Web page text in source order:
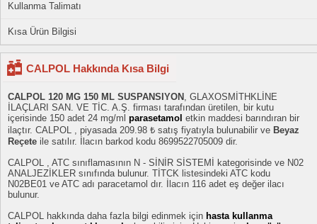
Kullanma Talimatı
Kısa Ürün Bilgisi
CALPOL Hakkında Kısa Bilgi
CALPOL 120 MG 150 ML SUSPANSIYON , GLAXOSMİTHKLİNE
İLAÇLARI SAN. VE TİC. A.Ş. firması tarafından üretilen, bir kutu
içerisinde 150 adet 24 mg/ml parasetamol etkin maddesi barındıran bir
ilaçtır. CALPOL , piyasada 209.98 ₺ satış fiyatıyla bulunabilir ve Beyaz
Reçete ile satılır. İlacın barkod kodu 8699522705009 dir.
CALPOL , ATC sınıflamasının N - SİNİR SİSTEMİ kategorisinde ve N02
ANALJEZİKLER sınıfında bulunur. TİTCK listesindeki ATC kodu
N02BE01 ve ATC adı paracetamol dır. İlacın 116 adet eş değer ilacı
bulunur.
CALPOL hakkında daha fazla bilgi edinmek için hasta kullanma